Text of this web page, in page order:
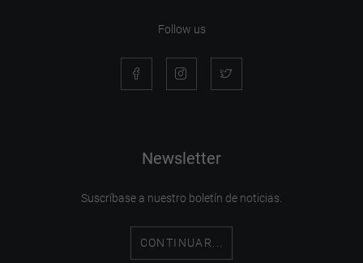
Follow us
Newsletter
Suscríbase a nuestro boletín de noticias.
CONTINUAR...